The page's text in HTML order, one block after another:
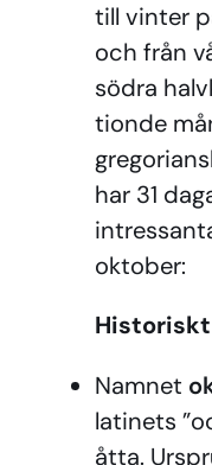
till vinter
och från
södra
tionde
har 31
oktober:
Namnet
latinets
åtta.